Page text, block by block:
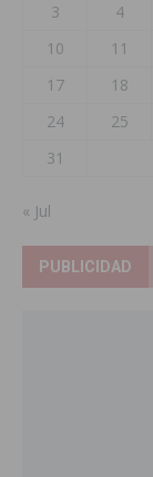
3
4
10
11
17
18
24
25
31
« Jul
PUBLICIDAD